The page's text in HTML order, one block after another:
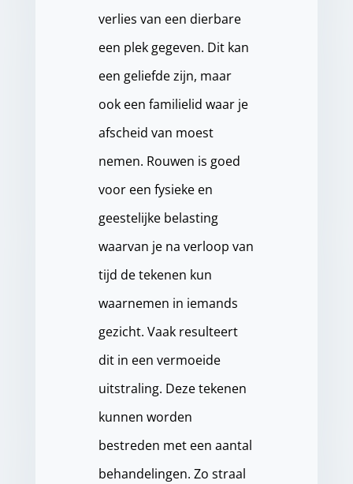
verlies van een dierbare
een plek gegeven. Dit kan
een geliefde zijn, maar
ook een familielid waar je
afscheid van moest
nemen. Rouwen is goed
voor een fysieke en
geestelijke belasting
waarvan je na verloop van
tijd de tekenen kun
waarnemen in iemands
gezicht. Vaak resulteert
dit in een vermoeide
uitstraling. Deze tekenen
kunnen worden
bestreden met een aantal
behandelingen. Zo straal